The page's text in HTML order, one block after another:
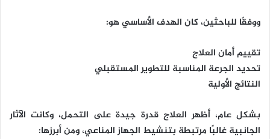
ووفقًا للباحثين، كان الهدف الأساسي هو:
تقييم أمان العلاج
تحديد الجرعة المناسبة للتطوير المستقبلي
النتائج الأولية
بشكل عام، أظهر العلاج قدرة جيدة على التحمل، وكانت الآثار
الجانبية غالبًا مرتبطة بتنشيط الجهاز المناعي، ومن أبرزها: